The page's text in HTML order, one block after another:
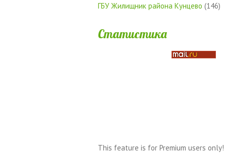
ГБУ Жилищник района Кунцево (146)
Статистика
This feature is for Premium users only!